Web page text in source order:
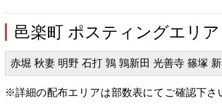
邑楽町 ポスティングエリア
赤堀 秋妻 明野 石打 鶉 鶉新田 光善寺 篠塚
※詳細の配布エリアは部数表にてご確認下さ